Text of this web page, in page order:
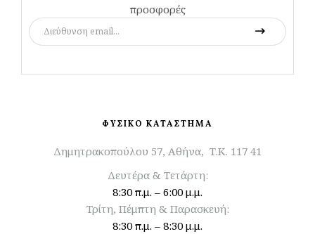
προσφορές
ΦΥΣΙΚΟ ΚΑΤΑΣΤΗΜΑ
Δημητρακοπούλου 57, Αθήνα, Τ.Κ. 117 41
Δευτέρα & Τετάρτη:
8:30 π.μ. – 6:00 μ.μ.
Τρίτη, Πέμπτη & Παρασκευή:
8:30 π.μ. – 8:30 μ.μ.